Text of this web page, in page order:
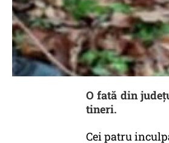
O fată din
tineri.
Cei patru